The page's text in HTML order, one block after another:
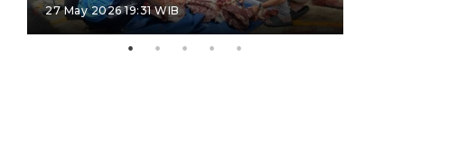
27 May 2026 19:31 WIB